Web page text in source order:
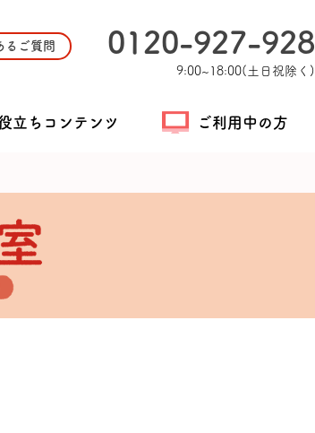
0120-927-928
9:00~18:00(土日祝除く)
るご質問
立ちコンテンツ ご利用中の方